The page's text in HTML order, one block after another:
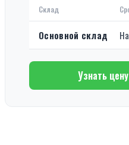
Склад
Основной склад
Узнать